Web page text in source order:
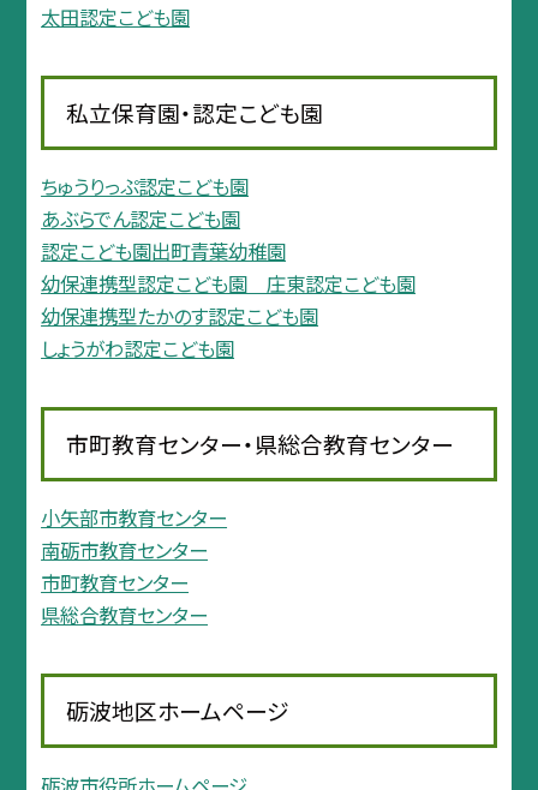
太田認定こども園
私立保育園・認定こども園
ちゅうりっぷ認定こども園
あぶらでん認定こども園
認定こども園出町青葉幼稚園
幼保連携型認定こども園 庄東認定こども園
幼保連携型たかのす認定こども園
しょうがわ認定こども園
市町教育センター・県総合教育センター
小矢部市教育センター
南砺市教育センター
市町教育センター
県総合教育センター
砺波地区ホームページ